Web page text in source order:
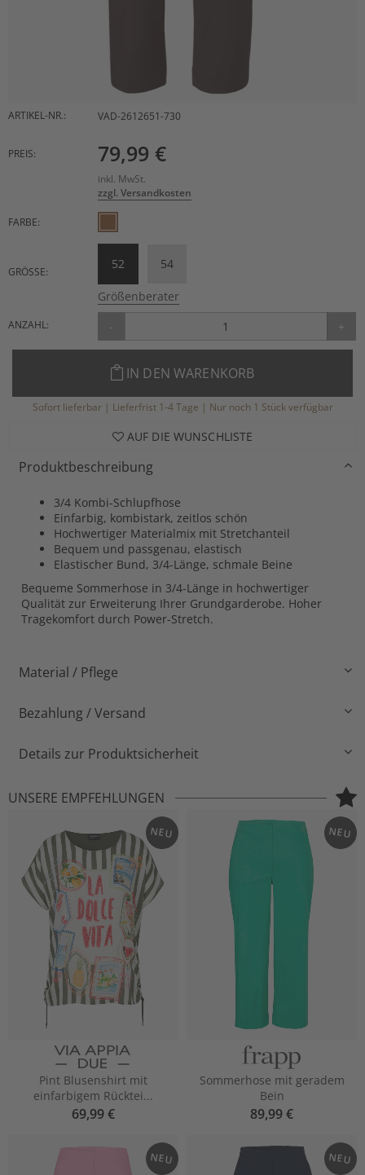
ARTIKEL-NR.: VAD-2612651-730
PREIS: 79,99 €
inkl. MwSt.
zzgl. Versandkosten
FARBE:
GRÖSSE:
52 54
Größenberater
ANZAHL: - +
IN DEN WARENKORB
Sofort lieferbar | Lieferfrist 1-4 Tage | Nur noch 1 Stück verfügbar
AUF DIE WUNSCHLISTE
Produktbeschreibung
3/4 Kombi-Schlupfhose
Einfarbig, kombistark, zeitlos schön
Hochwertiger Materialmix mit Stretchanteil
Bequem und passgenau, elastisch
Elastischer Bund, 3/4-Länge, schmale Beine
Bequeme Sommerhose in 3/4-Länge in hochwertiger
Qualität zur Erweiterung Ihrer Grundgarderobe. Hoher
Tragekomfort durch Power-Stretch.
Material / Pflege
Bezahlung / Versand
Details zur Produktsicherheit
UNSERE EMPFEHLUNGEN
NEU
Pint Blusenshirt mit
einfarbigem Rücktei...
69,99 €
NEU
Sommerhose mit geradem
Bein
89,99 €
NEU NEU